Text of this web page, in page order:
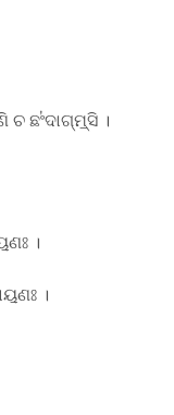
ଚ ଛଂ॑ଦାଗ୍​ମ୍॒ସି ।
।
।